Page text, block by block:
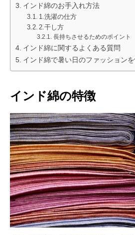
インド綿のお手入れ方法
1.洗濯の仕方
2.干し方
長持ちさせるためのポイント
インド綿に関するよくある質問
インド綿で暑い日のファッション
インド綿の特徴